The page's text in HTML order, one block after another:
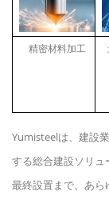
精密材料加工
Yumisteelは、建設
する総合建設ソリュ
最終設置まで、あ